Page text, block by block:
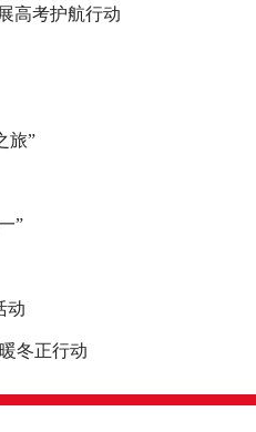
高考护航行动
旅”
”
动
冬正行动